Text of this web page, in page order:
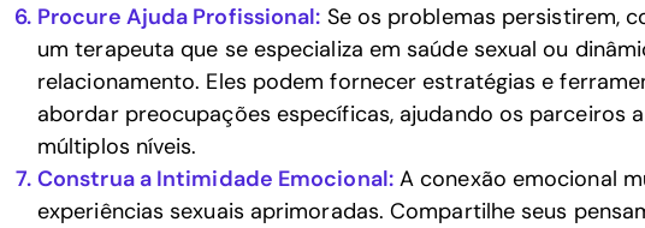
Procure Ajuda Profissional: Se os problemas persistirem,
um terapeuta que se especializa em saúde sexual ou
relacionamento. Eles podem fornecer estratégias e
abordar preocupações específicas, ajudando os parceiros
múltiplos níveis.
Construa a Intimidade Emocional:A conexão emocional
experiências sexuais aprimoradas. Compartilhe seus